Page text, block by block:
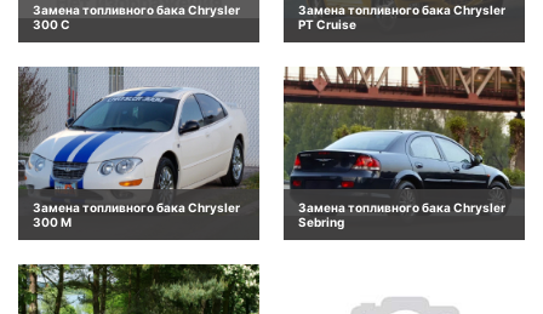
Замена топливного бака Chrysler
300 C
Замена топливного бака Chrysler
PT Cruise
Замена топливного бака Chrysler
300 M
Замена топливного бака Chrysler
Sebring